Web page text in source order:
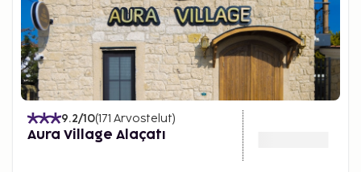
9.2/10(171 Arvostelut)
Aura Village Alaçatı